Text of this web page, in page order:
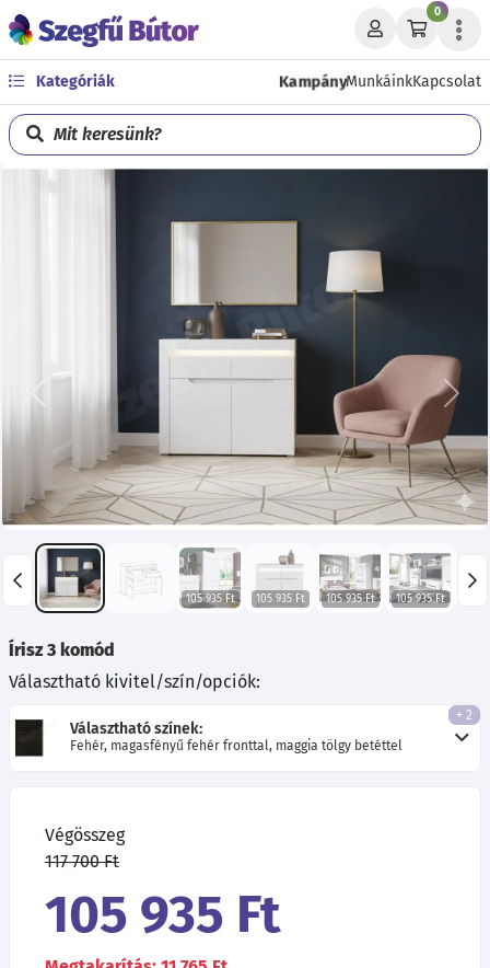
0
Kategóriák KampányMunkáinkKapcsolat
Mit keresünk?
Előző
105 935 Ft 105 935 Ft 105 935 Ft 105 935 Ft
Írisz 3 komód
Választható kivitel/szín/opciók:
Választható színek:
Fehér, magasfényű fehér fronttal, maggia tölgy betéttel
+ 2
Végösszeg
117 700 Ft
105 935 Ft